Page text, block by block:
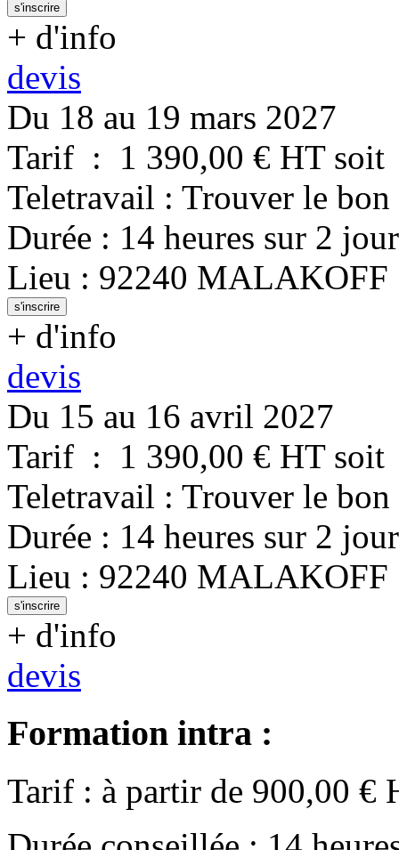
s'inscrire
+ d'info
devis
Du 18 au 19 mars 2027
Tarif : 1 390,00 € HT soit
Teletravail : Trouver le
Durée : 14 heures sur 2
Lieu : 92240 MALAKOFF
s'inscrire
+ d'info
devis
Du 15 au 16 avril 2027
Tarif : 1 390,00 € HT soit
Teletravail : Trouver le
Durée : 14 heures sur 2
Lieu : 92240 MALAKOFF
s'inscrire
+ d'info
devis
Formation intra :
Tarif : à partir de 900,00 €